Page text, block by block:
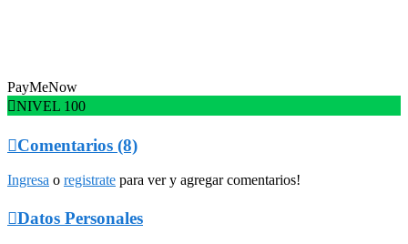
PayMeNow
NIVEL 100
Comentarios (8)
Ingresa o registrate para ver y agregar comentarios!
Datos Personales